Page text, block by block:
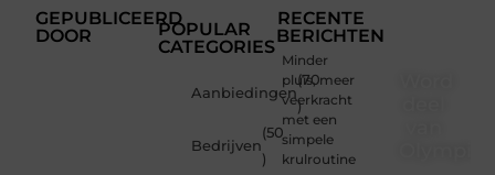
GEPUBLICEERD
DOOR
POPULAR
CATEGORIES
Aanbiedingen
(70
)
Bedrijven
(50
)
RECENTE
BERICHTEN
Minder
pluis, meer
veerkracht
met een
simpele
krulroutine